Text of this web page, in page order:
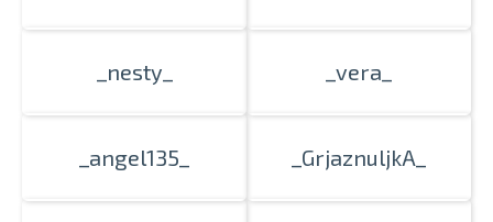
_nesty_ _vera_
_angel135_ _GrjaznuljkA_